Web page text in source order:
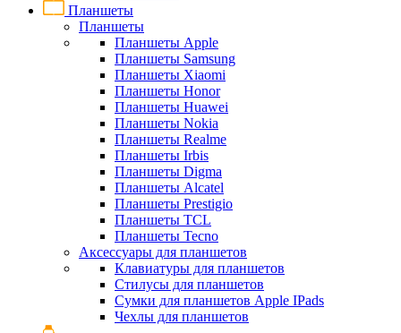
Планшеты
Планшеты
Планшеты Apple
Планшеты Samsung
Планшеты Xiaomi
Планшеты Honor
Планшеты Huawei
Планшеты Nokia
Планшеты Realme
Планшеты Irbis
Планшеты Digma
Планшеты Alcatel
Планшеты Prestigio
Планшеты TCL
Планшеты Tecno
Аксессуары для планшетов
Клавиатуры для планшетов
Стилусы для планшетов
Сумки для планшетов Apple IPads
Чехлы для планшетов